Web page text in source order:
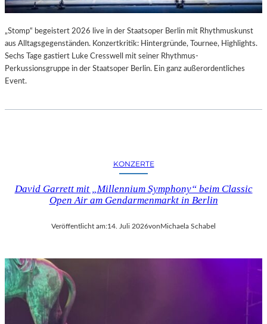
„Stomp“ begeistert 2026 live in der Staatsoper Berlin mit Rhythmuskunst
aus Alltagsgegenständen. Konzertkritik: Hintergründe, Tournee, Highlights.
Sechs Tage gastiert Luke Cresswell mit seiner Rhythmus-
Perkussionsgruppe in der Staatsoper Berlin. Ein ganz außerordentliches
Event.
KONZERTE
David Garrett mit „Millennium Symphony“ beim Classic
Open Air am Gendarmenmarkt in Berlin
Veröffentlicht am:14. Juli 2026vonMichaela Schabel